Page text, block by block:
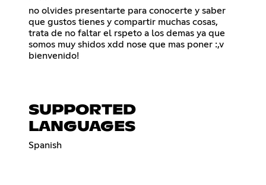
no olvides presentarte para conocerte y saber
que gustos tienes y compartir muchas cosas,
trata de no faltar el rspeto a los demas ya que
somos muy shidos xdd nose que mas poner :,v
bienvenido!
SUPPORTED
LANGUAGES
Spanish